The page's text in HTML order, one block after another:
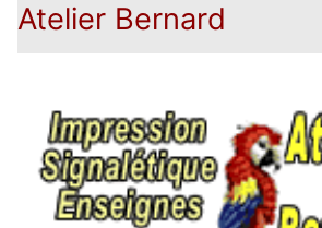
Atelier Bernard